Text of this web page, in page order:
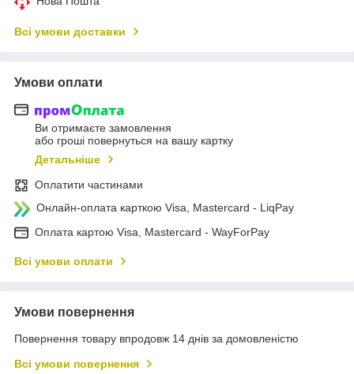
Всі умови доставки
Умови оплати
Ви отримаєте замовлення
або гроші повернуться на вашу картку
Детальніше
Оплатити частинами
Онлайн-оплата карткою Visa, Mastercard - LiqPay
Оплата картою Visa, Mastercard - WayForPay
Всі умови оплати
Умови повернення
Повернення товару впродовж 14 днів за домовленістю
Всі умови повернення